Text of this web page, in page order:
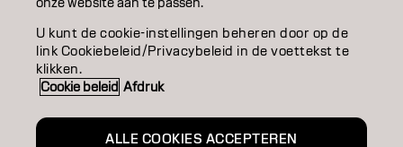
NL | Dutch
Goldwell is part of
U kunt de cookie-instellingen beheren door op de
link Cookiebeleid/Privacybeleid in de voettekst te
klikken.
Cookie beleid Afdruk
ALLE COOKIES ACCEPTEREN